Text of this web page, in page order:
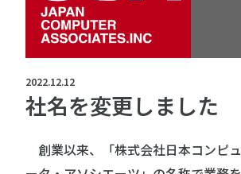
2022.12.12
社名を変更しました
創業以来、「株式会社日本コンピュ